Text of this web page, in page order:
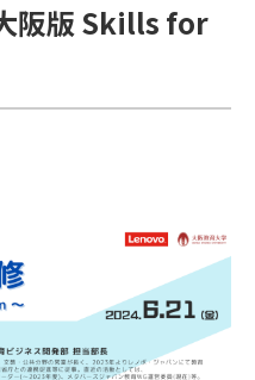
阪版 Skills for